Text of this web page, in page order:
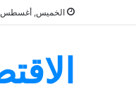
الخميس, أغسطس 6 2026